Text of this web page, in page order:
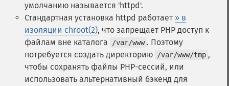
умолчанию называется 'httpd'.
Стандартная установка httpd работает » в
изоляции chroot(2), что запрещает PHP доступ к
файлам вне каталога
/var/www . Поэтому
потребуется создать директорию
/var/www/tmp ,
чтобы сохранять файлы PHP-сессий, или
использовать альтернативный бэкенд для